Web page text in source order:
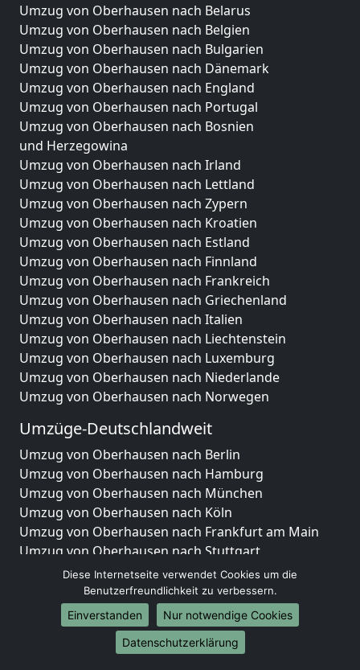
Umzug von Oberhausen nach Belarus
Umzug von Oberhausen nach Belgien
Umzug von Oberhausen nach Bulgarien
Umzug von Oberhausen nach Dänemark
Umzug von Oberhausen nach England
Umzug von Oberhausen nach Portugal
Umzug von Oberhausen nach Bosnien
und Herzegowina
Umzug von Oberhausen nach Irland
Umzug von Oberhausen nach Lettland
Umzug von Oberhausen nach Zypern
Umzug von Oberhausen nach Kroatien
Umzug von Oberhausen nach Estland
Umzug von Oberhausen nach Finnland
Umzug von Oberhausen nach Frankreich
Umzug von Oberhausen nach Griechenland
Umzug von Oberhausen nach Italien
Umzug von Oberhausen nach Liechtenstein
Umzug von Oberhausen nach Luxemburg
Umzug von Oberhausen nach Niederlande
Umzug von Oberhausen nach Norwegen
Umzüge-Deutschlandweit
Umzug von Oberhausen nach Berlin
Umzug von Oberhausen nach Hamburg
Umzug von Oberhausen nach München
Umzug von Oberhausen nach Köln
Umzug von Oberhausen nach Frankfurt am Main
Umzug von Oberhausen nach Stuttgart
Umzug von Oberhausen nach Düsseldorf
Umzug von Oberhausen nach Leipzig
Umzug von Oberhausen nach Dortmund
Umzug von Oberhausen nach Essen
Umzug von Oberhausen nach Bremen
Diese Internetseite verwendet Cookies um die
Benutzerfreundlichkeit zu verbessern.
Einverstanden
Nur notwendige Cookies
Datenschutzerklärung